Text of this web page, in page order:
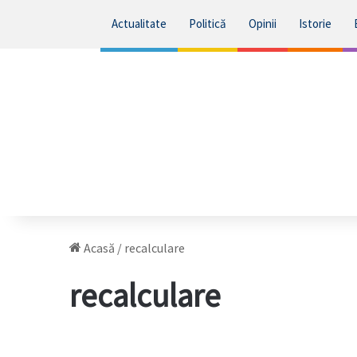
Actualitate Politică Opinii Istorie
Acasă / recalculare
recalculare